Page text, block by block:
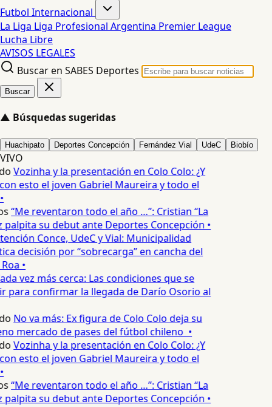
Futbol Internacional
La Liga Liga Profesional Argentina Premier League
Lucha Libre
AVISOS LEGALES
Buscar en SABES Deportes
Buscar
▲ Búsquedas sugeridas
Huachipato Deportes Concepción Fernández Vial UdeC Biobío
VIVO
Vozinha y la presentación en Colo Colo: ¿Y
esto el joven Gabriel Maureira y todo el
“Me reventaron todo el año …”: Cristian “La
su debut ante Deportes Concepción •
Conce, UdeC y Vial: Municipalidad
decisión por “sobrecarga” en cancha del
•
vez más cerca: Las condiciones que se
para confirmar la llegada de Darío Osorio al
No va más: Ex figura de Colo Colo deja su
mercado de pases del fútbol chileno •
Vozinha y la presentación en Colo Colo: ¿Y
esto el joven Gabriel Maureira y todo el
“Me reventaron todo el año …”: Cristian “La
su debut ante Deportes Concepción •